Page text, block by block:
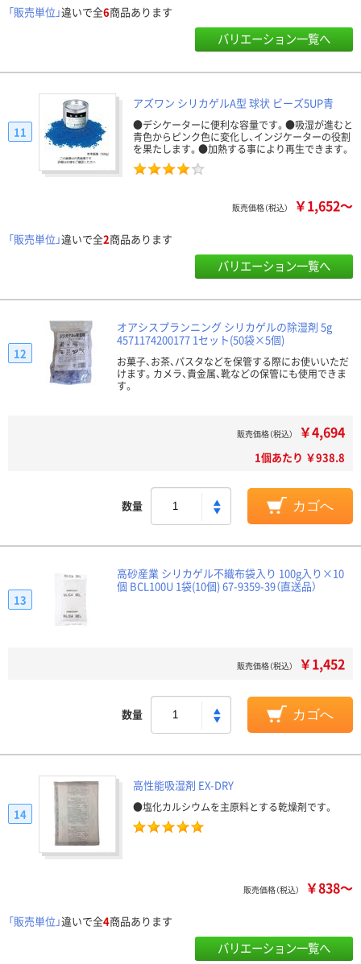
「販売単位」違いで全6商品あります
バリエーション一覧へ
アズワン シリカゲルA型 球状 ビーズ5UP青
●デシケーターに便利な容量です。●吸湿が進むと
青色からピンク色に変化し、インジケーターの役割
を果たします。●加熱する事により再生できます。
11
販売価格（税込） ￥1,652～
「販売単位」違いで全2商品あります
バリエーション一覧へ
オアシスプランニング シリカゲルの除湿剤 5g
4571174200177 1セット(50袋×5個)
お菓子、お茶、パスタなどを保管する際にお使いいただ
けます。カメラ、貴金属、靴などの保管にも使用できま
す。
12
販売価格（税込） ￥4,694
1個あたり ￥938.8
数量 カゴへ
高砂産業 シリカゲル不織布袋入り 100g入り×10
個 BCL100U 1袋(10個) 67-9359-39（直送品）
13
販売価格（税込） ￥1,452
数量 カゴへ
高性能吸湿剤 EX-DRY
●塩化カルシウムを主原料とする乾燥剤です。
14
販売価格（税込） ￥838～
「販売単位」違いで全4商品あります
バリエーション一覧へ